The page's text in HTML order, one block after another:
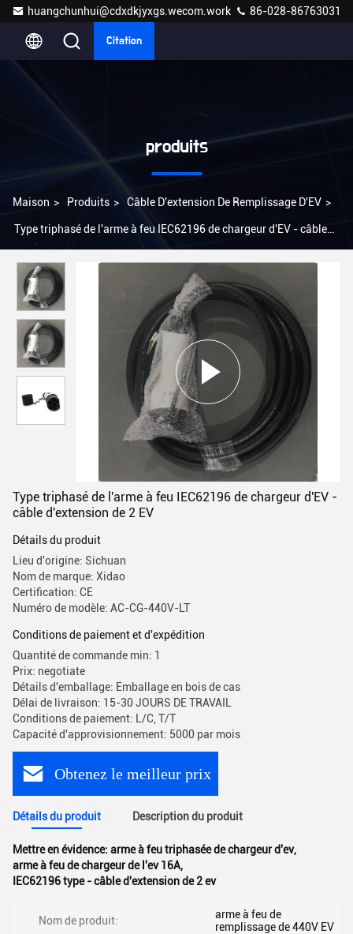
huangchunhui@cdxdkjyxgs.wecom.work 86-028-86763031
Citation
produits
Maison > Produits > Câble D'extension De Remplissage D'EV >
Type triphasé de l'arme à feu IEC62196 de chargeur d'EV - câble
Type triphasé de l'arme à feu IEC62196 de chargeur d'EV -
câble d'extension de 2 EV
Détails du produit
Lieu d'origine: Sichuan
Nom de marque: Xidao
Certification: CE
Numéro de modèle: AC-CG-440V-LT
Conditions de paiement et d'expédition
Quantité de commande min: 1
Prix: negotiate
Détails d'emballage: Emballage en bois de cas
Délai de livraison: 15-30 JOURS DE TRAVAIL
Conditions de paiement: L/C, T/T
Capacité d'approvisionnement: 5000 par mois
Obtenez le meilleur prix
Détails du produit Description du produit
Mettre en évidence: arme à feu triphasée de chargeur d'ev,
arme à feu de chargeur de l'ev 16A,
IEC62196 type - câble d'extension de 2 ev
Nom de produit:
arme à feu de
remplissage de 440V EV